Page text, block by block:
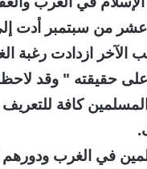
من سبتمبر أدت
الآخر ازدادت رغبة
على حقيقته " وقد
كافة للتعريف
في الغرب ودورهم